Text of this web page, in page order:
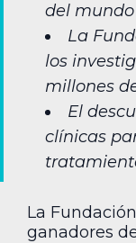
del
La
los
millones
El
clínicas
La
ganadores